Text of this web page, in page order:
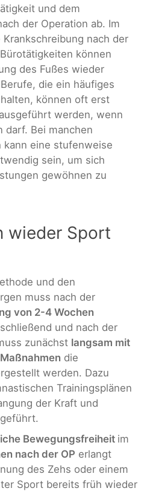
und dem
der Operation ab. Im
nach der
können
des Fußes wieder
die ein häufiges
können oft erst
werden, wenn
darf. Bei manchen
kann eine stufenweise
sein, um sich
gewöhnen zu
wieder Sport
und den
muss nach der
von 2-4 Wochen
und nach der
zunächst langsam mit
die
werden. Dazu
Trainingsplänen
der Kraft und
Bewegungsfreiheit im
nach der OP erlangt
des Zehs oder einem
Sport bereits früh wieder